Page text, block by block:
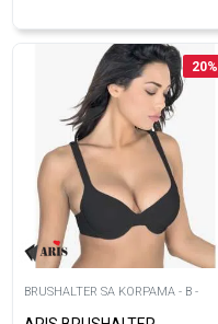
20%
BRUSHALTER SA KORPAMA - B -